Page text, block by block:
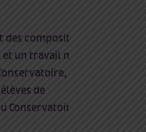
compositions
un travail mené
une
de
Conservatoire de